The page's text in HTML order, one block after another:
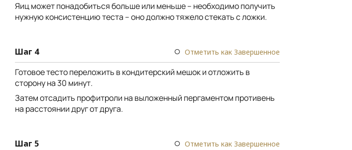
Яиц может понадобиться больше или меньше – необходимо получить
нужную консистенцию теста – оно должно тяжело стекать с ложки.
Шаг 4 Отметить как Завершенное
Готовое тесто переложить в кондитерский мешок и отложить в
сторону на 30 минут.
Затем отсадить профитроли на выложенный пергаментом противень
на расстоянии друг от друга.
Шаг 5 Отметить как Завершенное